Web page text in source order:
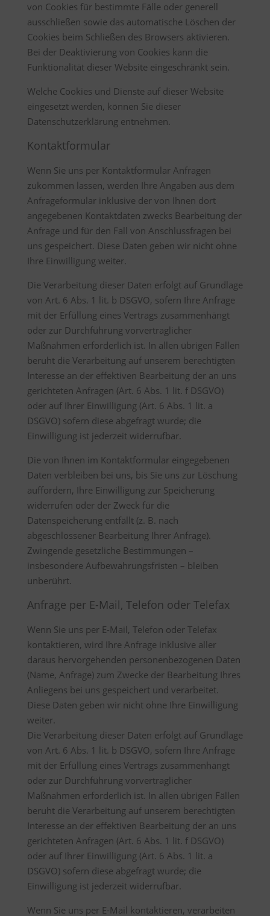
von Cookies für bestimmte Fälle oder generell
ausschließen sowie das automatische Löschen der
Cookies beim Schließen des Browsers aktivieren.
Bei der Deaktivierung von Cookies kann die
Funktionalität dieser Website eingeschränkt sein.
Welche Cookies und Dienste auf dieser Website
eingesetzt werden, können Sie dieser
Datenschutzerklärung entnehmen.
Kontaktformular
Wenn Sie uns per Kontaktformular Anfragen
zukommen lassen, werden Ihre Angaben aus dem
Anfrageformular inklusive der von Ihnen dort
angegebenen Kontaktdaten zwecks Bearbeitung der
Anfrage und für den Fall von Anschlussfragen bei
uns gespeichert. Diese Daten geben wir nicht ohne
Ihre Einwilligung weiter.
Die Verarbeitung dieser Daten erfolgt auf Grundlage
von Art. 6 Abs. 1 lit. b DSGVO, sofern Ihre Anfrage
mit der Erfüllung eines Vertrags zusammenhängt
oder zur Durchführung vorvertraglicher
Maßnahmen erforderlich ist. In allen übrigen Fällen
beruht die Verarbeitung auf unserem berechtigten
Interesse an der effektiven Bearbeitung der an uns
gerichteten Anfragen (Art. 6 Abs. 1 lit. f DSGVO)
oder auf Ihrer Einwilligung (Art. 6 Abs. 1 lit. a
DSGVO) sofern diese abgefragt wurde; die
Einwilligung ist jederzeit widerrufbar.
Die von Ihnen im Kontaktformular eingegebenen
Daten verbleiben bei uns, bis Sie uns zur Löschung
auffordern, Ihre Einwilligung zur Speicherung
widerrufen oder der Zweck für die
Datenspeicherung entfällt (z. B. nach
abgeschlossener Bearbeitung Ihrer Anfrage).
Zwingende gesetzliche Bestimmungen –
insbesondere Aufbewahrungsfristen – bleiben
unberührt.
Anfrage per E-Mail, Telefon oder Telefax
Wenn Sie uns per E-Mail, Telefon oder Telefax
kontaktieren, wird Ihre Anfrage inklusive aller
daraus hervorgehenden personenbezogenen Daten
(Name, Anfrage) zum Zwecke der Bearbeitung Ihres
Anliegens bei uns gespeichert und verarbeitet.
Diese Daten geben wir nicht ohne Ihre Einwilligung
weiter.
Die Verarbeitung dieser Daten erfolgt auf Grundlage
von Art. 6 Abs. 1 lit. b DSGVO, sofern Ihre Anfrage
mit der Erfüllung eines Vertrags zusammenhängt
oder zur Durchführung vorvertraglicher
Maßnahmen erforderlich ist. In allen übrigen Fällen
beruht die Verarbeitung auf unserem berechtigten
Interesse an der effektiven Bearbeitung der an uns
gerichteten Anfragen (Art. 6 Abs. 1 lit. f DSGVO)
oder auf Ihrer Einwilligung (Art. 6 Abs. 1 lit. a
DSGVO) sofern diese abgefragt wurde; die
Einwilligung ist jederzeit widerrufbar.
Wenn Sie uns per E-Mail kontaktieren, verarbeiten